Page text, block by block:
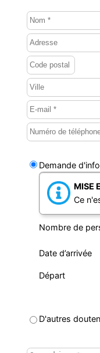
Demande
MISE
Ce
Nombre de
Date d’arrivée
Départ
D'autres